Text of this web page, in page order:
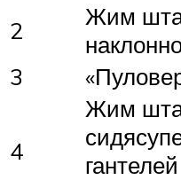
2
Жим
3
4
Жим